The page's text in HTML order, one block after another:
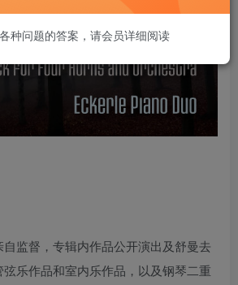
监督，专辑内作品公开演出及舒曼去
乐作品和室内乐作品，以及钢琴二重
种问题的答案，请会员详细阅读